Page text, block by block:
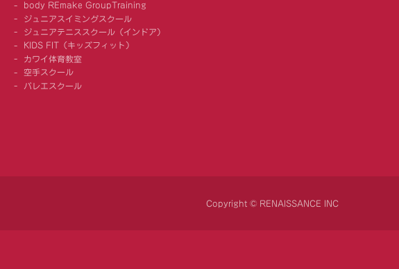
body REmake GroupTraining
ジュニアスイミングスクール
ジュニアテニススクール（インドア）
KIDS FIT（キッズフィット）
カワイ体育教室
空手スクール
バレエスクール
Copyright © RENAISSANCE INC